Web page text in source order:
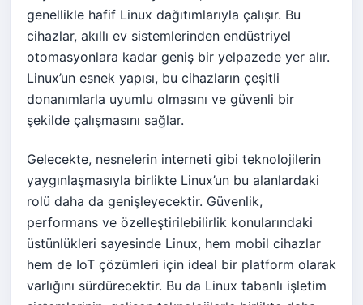
genellikle hafif Linux dağıtımlarıyla çalışır. Bu
cihazlar, akıllı ev sistemlerinden endüstriyel
otomasyonlara kadar geniş bir yelpazede yer alır.
Linux’un esnek yapısı, bu cihazların çeşitli
donanımlarla uyumlu olmasını ve güvenli bir
şekilde çalışmasını sağlar.
Gelecekte, nesnelerin interneti gibi teknolojilerin
yaygınlaşmasıyla birlikte Linux’un bu alanlardaki
rolü daha da genişleyecektir. Güvenlik,
performans ve özelleştirilebilirlik konularındaki
üstünlükleri sayesinde Linux, hem mobil cihazlar
hem de IoT çözümleri için ideal bir platform olarak
varlığını sürdürecektir. Bu da Linux tabanlı işletim